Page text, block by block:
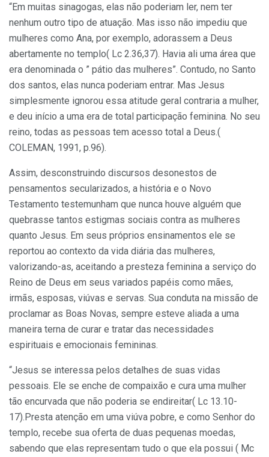
“Em muitas sinagogas, elas não poderiam ler, nem ter
nenhum outro tipo de atuação. Mas isso não impediu que
mulheres como Ana, por exemplo, adorassem a Deus
abertamente no templo( Lc 2.36,37). Havia ali uma área que
era denominada o ” pátio das mulheres”. Contudo, no Santo
dos santos, elas nunca poderiam entrar. Mas Jesus
simplesmente ignorou essa atitude geral contraria a mulher,
e deu início a uma era de total participação feminina. No seu
reino, todas as pessoas tem acesso total a Deus.(
COLEMAN, 1991, p.96).
Assim, desconstruindo discursos desonestos de
pensamentos secularizados, a história e o Novo
Testamento testemunham que nunca houve alguém que
quebrasse tantos estigmas sociais contra as mulheres
quanto Jesus. Em seus próprios ensinamentos ele se
reportou ao contexto da vida diária das mulheres,
valorizando-as, aceitando a presteza feminina a serviço do
Reino de Deus em seus variados papéis como mães,
irmãs, esposas, viúvas e servas. Sua conduta na missão de
proclamar as Boas Novas, sempre esteve aliada a uma
maneira terna de curar e tratar das necessidades
espirituais e emocionais femininas.
“Jesus se interessa pelos detalhes de suas vidas
pessoais. Ele se enche de compaixão e cura uma mulher
tão encurvada que não poderia se endireitar( Lc 13.10-
17).Presta atenção em uma viúva pobre, e como Senhor do
templo, recebe sua oferta de duas pequenas moedas,
sabendo que elas representam tudo o que ela possui ( Mc